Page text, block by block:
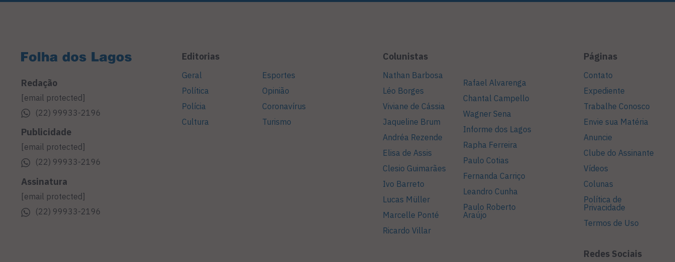
Redação
[email protected]
(22) 99933-2196
Publicidade
[email protected]
(22) 99933-2196
Assinatura
[email protected]
(22) 99933-2196
Editorias
Geral
Política
Polícia
Cultura
Esportes
Opinião
Coronavírus
Turismo
Colunistas
Nathan Barbosa
Léo Borges
Viviane de Cássia
Jaqueline Brum
Andréa Rezende
Elisa de Assis
Clesio Guimarães
Ivo Barreto
Lucas Müller
Marcelle Ponté
Ricardo Villar
Rafael Alvarenga
Chantal Campello
Wagner Sena
Informe dos Lagos
Rapha Ferreira
Paulo Cotias
Fernanda Carriço
Leandro Cunha
Paulo Roberto
Araújo
Páginas
Contato
Expediente
Trabalhe Conosco
Envie sua Matéria
Anuncie
Clube do Assinante
Vídeos
Colunas
Política de
Privacidade
Termos de Uso
Redes Sociais